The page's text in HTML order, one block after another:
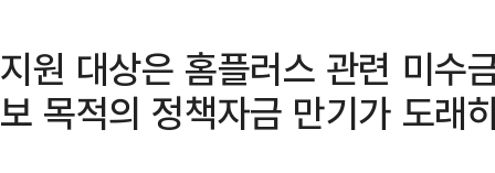
지원 대상은 홈플러스 관련 미수
보 목적의 정책자금 만기가 도래